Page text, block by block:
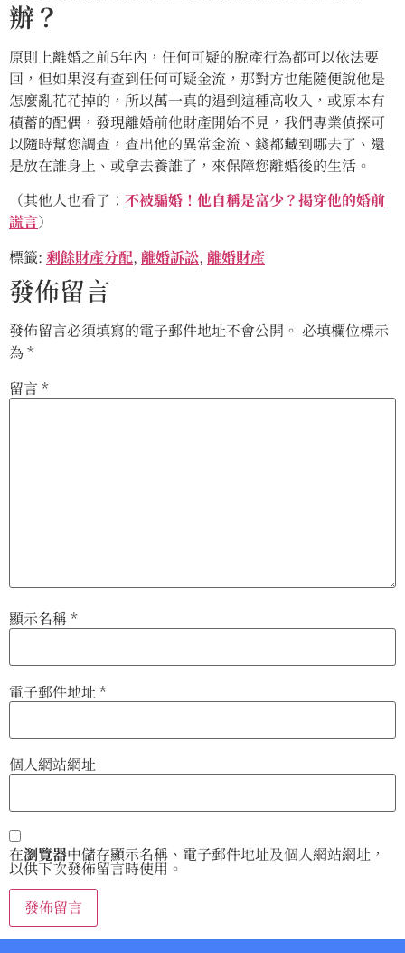
辦？
原則上離婚之前5年內，任何可疑的脫產行為都可以依法要
回，但如果沒有查到任何可疑金流，那對方也能隨便說他是
怎麼亂花花掉的，所以萬一真的遇到這種高收入，或原本有
積蓄的配偶，發現離婚前他財產開始不見，我們專業偵探可
以隨時幫您調查，查出他的異常金流、錢都藏到哪去了、還
是放在誰身上、或拿去養誰了，來保障您離婚後的生活。
（其他人也看了： 不被騙婚！他自稱是富少？揭穿他的婚前
謊言）
標籤: 剩餘財產分配, 離婚訴訟, 離婚財產
發佈留言
發佈留言必須填寫的電子郵件地址不會公開。 必填欄位標示
為*
留言 *
顯示名稱*
電子郵件地址 *
個人網站網址
在瀏覽器中儲存顯示名稱、電子郵件地址及個人網站網址，
以供下次發佈留言時使用。